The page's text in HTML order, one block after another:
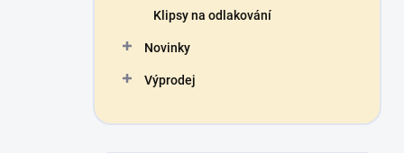
Klipsy na odlakování
Novinky
Výprodej